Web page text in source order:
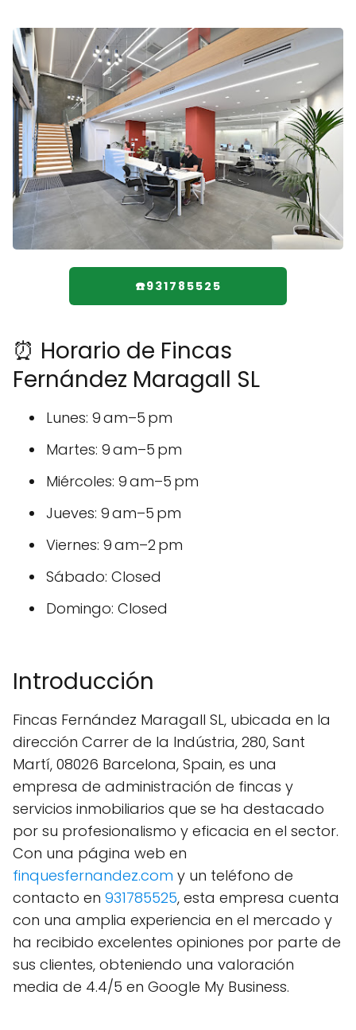
☎️931785525
⏰ Horario de Fincas
Fernández Maragall SL
Lunes: 9 am–5 pm
Martes: 9 am–5 pm
Miércoles: 9 am–5 pm
Jueves: 9 am–5 pm
Viernes: 9 am–2 pm
Sábado: Closed
Domingo: Closed
Introducción
Fincas Fernández Maragall SL, ubicada en la
dirección Carrer de la Indústria, 280, Sant
Martí, 08026 Barcelona, Spain, es una
empresa de administración de fincas y
servicios inmobiliarios que se ha destacado
por su profesionalismo y eficacia en el sector.
Con una página web en
finquesfernandez.com y un teléfono de
contacto en 931785525, esta empresa cuenta
con una amplia experiencia en el mercado y
ha recibido excelentes opiniones por parte de
sus clientes, obteniendo una valoración
media de 4.4/5 en Google My Business.